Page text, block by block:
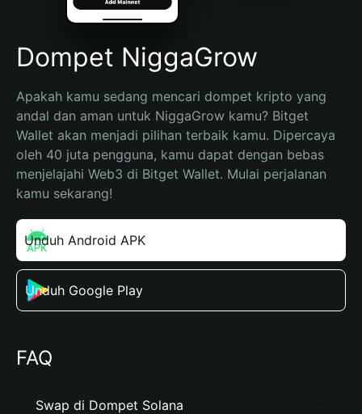
Español (Argentina)
Dompet NiggaGrow
Apakah kamu sedang mencari dompet kripto yang
andal dan aman untuk NiggaGrow kamu? Bitget
Wallet akan menjadi pilihan terbaik kamu. Dipercaya
oleh 40 juta pengguna, kamu dapat dengan bebas
menjelajahi Web3 di Bitget Wallet. Mulai perjalanan
kamu sekarang!
Unduh Android APK
Unduh Google Play
FAQ
Swap di Dompet Solana